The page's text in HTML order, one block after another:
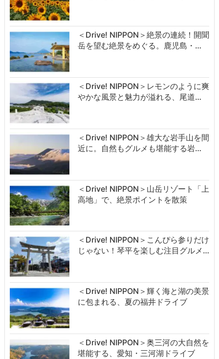
＜Drive! NIPPON＞絶景の連続！開聞
岳を望む絶景をめぐる。鹿児島・…
＜Drive! NIPPON＞レモンのように爽
やかな風景と魅力が溢れる、尾道…
＜Drive! NIPPON＞雄大な岩手山を間
近に。自然もグルメも堪能する岩…
＜Drive! NIPPON＞山岳リゾート「上
高地」で、絶景ポイントを散策
＜Drive! NIPPON＞こんぴら参りだけ
じゃない！琴平を楽しむ注目グルメ…
＜Drive! NIPPON＞輝く海と湖の美景
に包まれる、夏の福井ドライブ
＜Drive! NIPPON＞奥三河の大自然を
堪能する、愛知・三河湖ドライブ